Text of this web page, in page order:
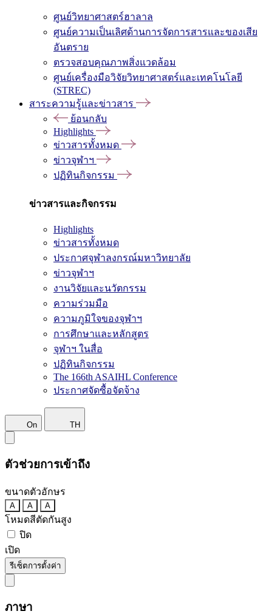
ศูนย์วิทยาศาสตร์ฮาลาล
ศูนย์ความเป็นเลิศด้านการจัดการสารและของเสีย
อันตราย
ตรวจสอบคุณภาพสิ่งแวดล้อม
ศูนย์เครื่องมือวิจัยวิทยาศาสตร์และเทคโนโลยี
(STREC)
สาระความรู้และข่าวสาร
ย้อนกลับ
Highlights
ข่าวสารทั้งหมด
ข่าวจุฬาฯ
ปฏิทินกิจกรรม
ข่าวสารและกิจกรรม
Highlights
ข่าวสารทั้งหมด
ประกาศจุฬาลงกรณ์มหาวิทยาลัย
ข่าวจุฬาฯ
งานวิจัยและนวัตกรรม
ความร่วมมือ
ความภูมิใจของจุฬาฯ
การศึกษาและหลักสูตร
จุฬาฯ ในสื่อ
ปฏิทินกิจกรรม
The 166th ASAIHL Conference
ประกาศจัดซื้อจัดจ้าง
On TH
ตัวช่วยการเข้าถึง
ขนาดตัวอักษร
A A A
โหมดสีตัดกันสูง
ปิด
เปิด
รีเซ็ตการตั้งค่า
ภาษา